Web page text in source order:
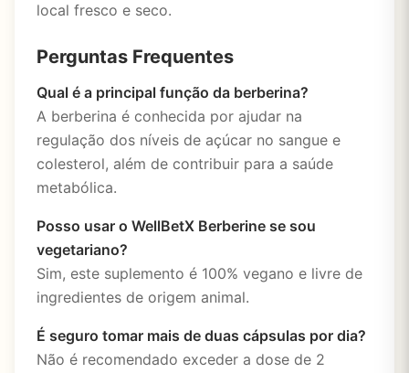
local fresco e seco.
Perguntas Frequentes
Qual é a principal função da berberina?
A berberina é conhecida por ajudar na
regulação dos níveis de açúcar no sangue e
colesterol, além de contribuir para a saúde
metabólica.
Posso usar o WellBetX Berberine se sou
vegetariano?
Sim, este suplemento é 100% vegano e livre de
ingredientes de origem animal.
É seguro tomar mais de duas cápsulas por dia?
Não é recomendado exceder a dose de 2